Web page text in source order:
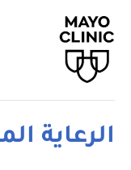
الرعاية